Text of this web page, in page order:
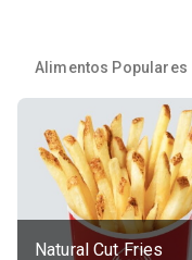
Alimentos Populares
Natural Cut Fries